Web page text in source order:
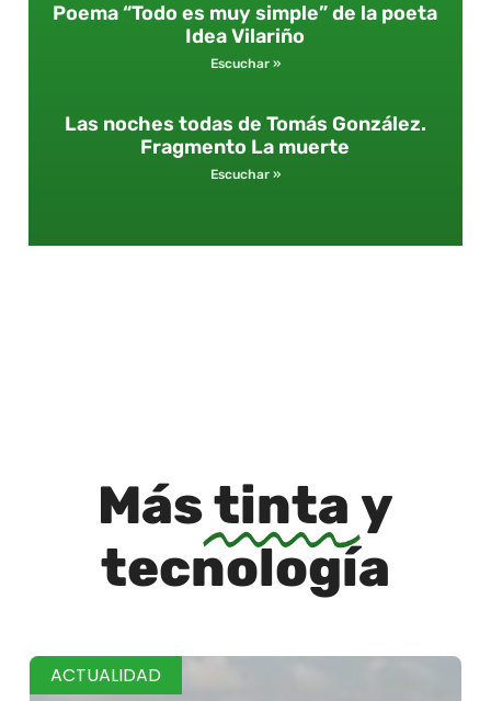
Poema “Todo es muy simple” de la poeta
Idea Vilariño
Escuchar »
Las noches todas de Tomás González.
Fragmento La muerte
Escuchar »
Mástinta y
tecnología
ACTUALIDAD